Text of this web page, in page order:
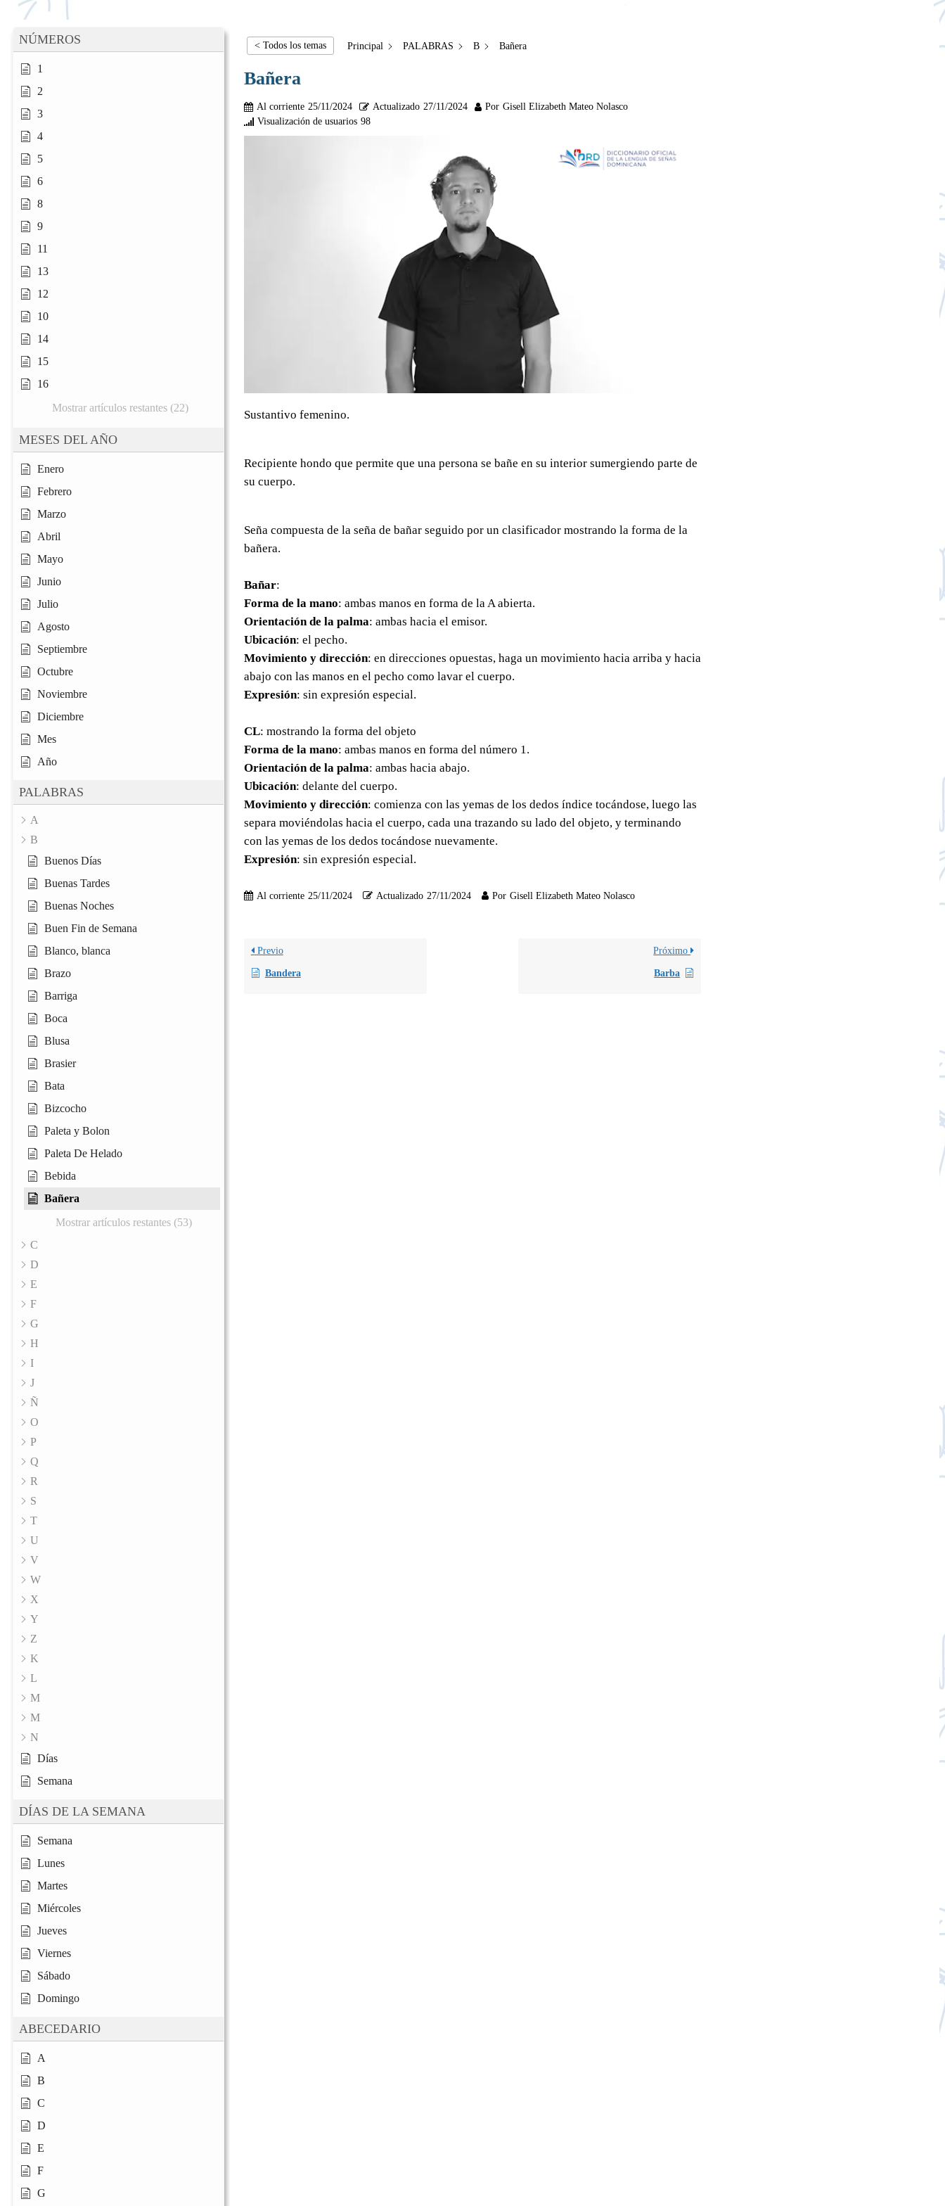
NÚMEROS
1
2
3
4
5
6
8
9
11
13
12
10
14
15
16
Mostrar artículos restantes (22)
MESES DEL AÑO
Enero
Febrero
Marzo
Abril
Mayo
Junio
Julio
Agosto
Septiembre
Octubre
Noviembre
Diciembre
Mes
Año
PALABRAS
A
B
Buenos Días
Buenas Tardes
Buenas Noches
Buen Fin de Semana
Blanco, blanca
Brazo
Barriga
Boca
Blusa
Brasier
Bata
Bizcocho
Paleta y Bolon
Paleta De Helado
Bebida
Bañera
Mostrar artículos restantes (53)
C
D
E
F
G
H
I
J
Ñ
O
P
Q
R
S
T
U
V
W
X
Y
Z
K
L
M
M
N
Días
Semana
DÍAS DE LA SEMANA
Semana
Lunes
Martes
Miércoles
Jueves
Viernes
Sábado
Domingo
ABECEDARIO
A
B
C
D
E
F
G
< Todos los temas Principal PALABRAS B Bañera
Bañera
Al corriente 25/11/2024 Actualizado 27/11/2024 Por Gisell Elizabeth Mateo Nolasco
Visualización de usuarios 98
Sustantivo femenino.
Recipiente hondo que permite que una persona se bañe en su interior sumergiendo parte de
su cuerpo.
Seña compuesta de la seña de bañar seguido por un clasificador mostrando la forma de la
bañera.
Bañar:
Forma de la mano: ambas manos en forma de la A abierta.
Orientación de la palma: ambas hacia el emisor.
Ubicación: el pecho.
Movimiento y dirección: en direcciones opuestas, haga un movimiento hacia arriba y hacia
abajo con las manos en el pecho como lavar el cuerpo.
Expresión: sin expresión especial.
CL: mostrando la forma del objeto
Forma de la mano: ambas manos en forma del número 1.
Orientación de la palma: ambas hacia abajo.
Ubicación: delante del cuerpo.
Movimiento y dirección: comienza con las yemas de los dedos índice tocándose, luego las
separa moviéndolas hacia el cuerpo, cada una trazando su lado del objeto, y terminando
con las yemas de los dedos tocándose nuevamente.
Expresión: sin expresión especial.
Al corriente 25/11/2024 Actualizado 27/11/2024 Por Gisell Elizabeth Mateo Nolasco
Previo
Bandera
Próximo
Barba